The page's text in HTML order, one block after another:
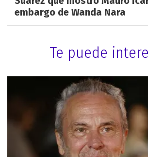
embargo de Wanda Nara
Te puede